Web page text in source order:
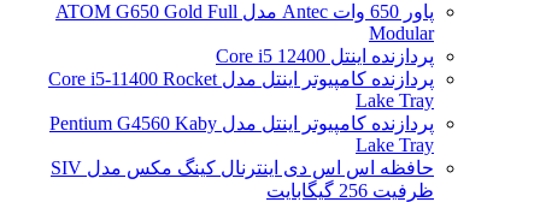
پاور 650 وات Antec مدل ATOM G650 Gold Full
Modular
پردازنده اینتل Core i5 12400
پردازنده کامپیوتر اینتل مدل Core i5-11400 Rocket
Lake Tray
پردازنده کامپیوتر اینتل مدل Pentium G4560 Kaby
Lake Tray
حافظه اس اس دی اینترنال کینگ مکس مدل SIV
ظرفیت 256 گیگابایت